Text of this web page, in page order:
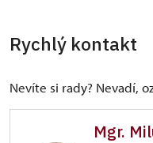
Rychlý kontakt
Nevíte si rady? Nevadí,
Mgr.